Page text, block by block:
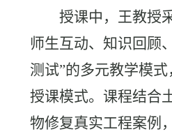
授课中，王教授
师生互动、知识回顾
测试”的多元教学模
授课模式。课程结合
物修复真实工程案例